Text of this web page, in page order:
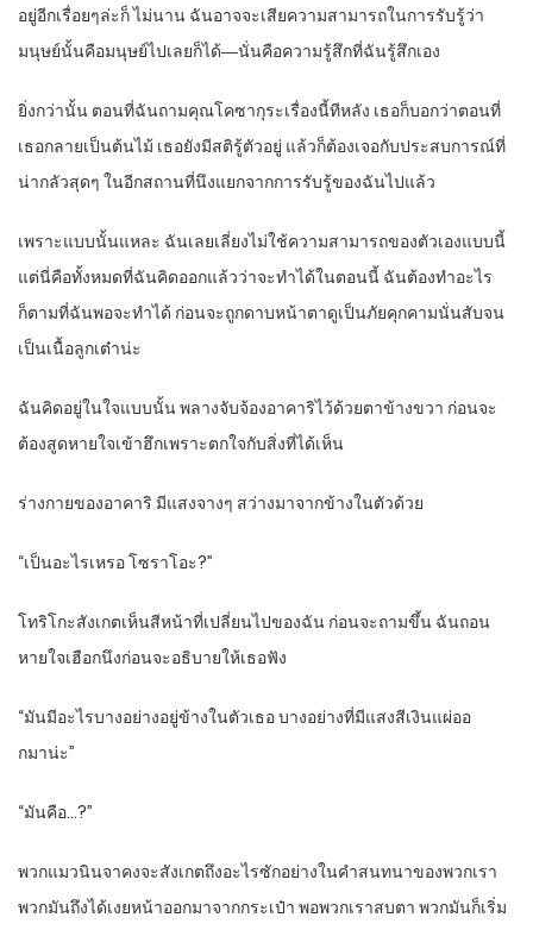
อยู่อีกเรื่อยๆล่ะก็ ไม่นาน ฉันอาจจะเสียความสามารถในการรับรู้ว่า
มนุษย์นั้นคือมนุษย์ไปเลยก็ได้―นั่นคือความรู้สึกที่ฉันรู้สึกเอง
ยิ่งกว่านั้น ตอนที่ฉันถามคุณโคซากุระเรื่องนี้ทีหลัง เธอก็บอกว่าตอนที่
เธอกลายเป็นต้นไม้ เธอยังมีสติรู้ตัวอยู่ แล้วก็ต้องเจอกับประสบการณ์ที่
น่ากลัวสุดๆ ในอีกสถานที่นึงแยกจากการรับรู้ของฉันไปแล้ว
เพราะแบบนั้นแหละ ฉันเลยเลี่ยงไม่ใช้ความสามารถของตัวเองแบบนี้
แต่นี่คือทั้งหมดที่ฉันคิดออกแล้วว่าจะทำได้ในตอนนี้ ฉันต้องทำอะไร
ก็ตามที่ฉันพอจะทำได้ ก่อนจะถูกดาบหน้าตาดูเป็นภัยคุกคามนั่นสับจน
เป็นเนื้อลูกเต๋าน่ะ
ฉันคิดอยู่ในใจแบบนั้น พลางจับจ้องอาคาริไว้ด้วยตาข้างขวา ก่อนจะ
ต้องสูดหายใจเข้าฮึกเพราะตกใจกับสิ่งที่ได้เห็น
ร่างกายของอาคาริ มีแสงจางๆ สว่างมาจากข้างในตัวด้วย
“เป็นอะไรเหรอ โซราโอะ?”
โทริโกะสังเกตเห็นสีหน้าที่เปลี่ยนไปของฉัน ก่อนจะถามขึ้น ฉันถอน
หายใจเฮือกนึงก่อนจะอธิบายให้เธอฟัง
“มันมีอะไรบางอย่างอยู่ข้างในตัวเธอ บางอย่างที่มีแสงสีเงินแผ่ออ
กมาน่ะ”
“มันคือ…?”
พวกแมวนินจาคงจะสังเกตถึงอะไรซักอย่างในคำสนทนาของพวกเรา
พวกมันถึงได้เงยหน้าออกมาจากกระเป๋า พอพวกเราสบตา พวกมันก็เริ่ม